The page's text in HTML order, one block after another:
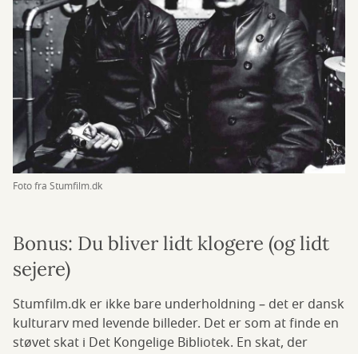
Foto fra Stumfilm.dk
Bonus: Du bliver lidt klogere (og lidt
sejere)
Stumfilm.dk er ikke bare underholdning – det er dansk
kulturarv med levende billeder. Det er som at finde en
støvet skat i Det Kongelige Bibliotek. En skat, der